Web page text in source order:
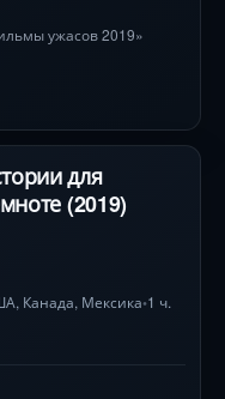
хоррора, где
руны ведут к
между
ужасов 2019»
для
(2019)
, Канада, Мексика•1 ч.